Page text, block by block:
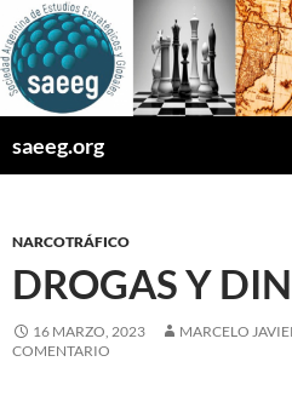
Saltar
al
contenido
saeeg.org
NARCOTRÁFICO
DROGAS Y
16 MARZO, 2023 MARCELO
COMENTARIO